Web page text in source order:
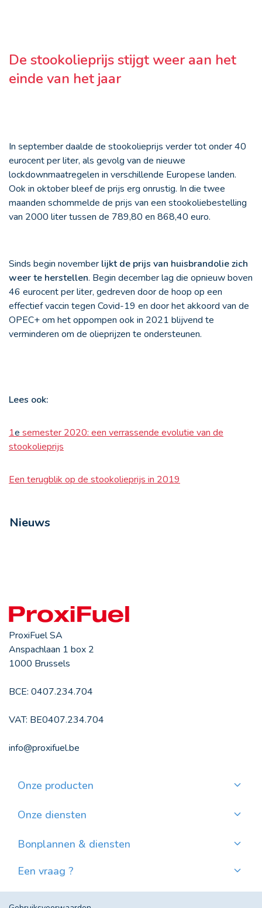
De stookolieprijs stijgt weer aan het
einde van het jaar
In september daalde de stookolieprijs verder tot onder 40
eurocent per liter, als gevolg van de nieuwe
lockdownmaatregelen in verschillende Europese landen.
Ook in oktober bleef de prijs erg onrustig. In die twee
maanden schommelde de prijs van een stookoliebestelling
van 2000 liter tussen de 789,80 en 868,40 euro.
Sinds begin november lijkt de prijs van huisbrandolie zich
weer te herstellen. Begin december lag die opnieuw boven
46 eurocent per liter, gedreven door de hoop op een
effectief vaccin tegen Covid-19 en door het akkoord van de
OPEC+ om het oppompen ook in 2021 blijvend te
verminderen om de olieprijzen te ondersteunen.
Lees ook:
1e semester 2020: een verrassende evolutie van de
stookolieprijs
Een terugblik op de stookolieprijs in 2019
Nieuws
ProxiFuel SA
Anspachlaan 1 box 2
1000 Brussels
BCE: 0407.234.704
VAT: BE0407.234.704
info@proxifuel.be
Onze producten
Kwalitatievepellets bestellen
Onze diensten
Waar pellets vinden?
Bonplannen & diensten
Evolutie van de Mazoutprijs in België
Een vraag ?